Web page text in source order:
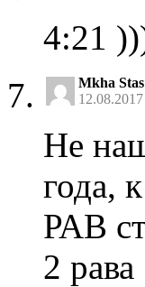
4:21
Mkha Stas
12.08.2017
Не
года,
РАВ
2 рава